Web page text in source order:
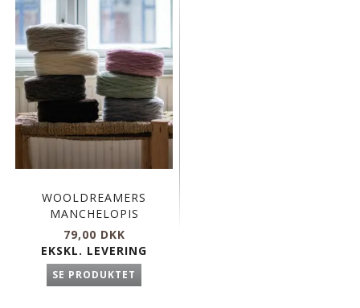
WOOLDREAMERS
MANCHELOPIS
79,00 DKK
EKSKL. LEVERING
SE PRODUKTET